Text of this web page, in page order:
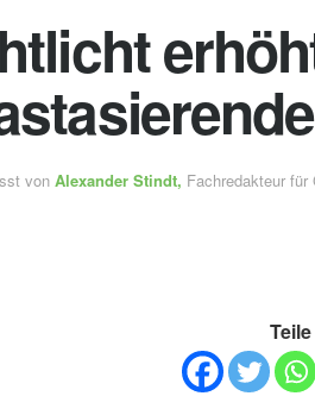
von Alexander Stindt, Fachredakteur für